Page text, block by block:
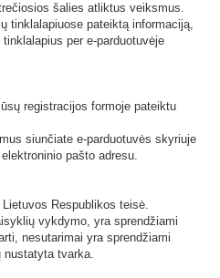
šalies atliktus veiksmus.
tinklalapiuose pateiktą informaciją,
per e-parduotuvėje
registracijos formoje pateiktu
siunčiate e-parduotuvės skyriuje
pašto adresu.
Respublikos teisė.
vykdymo, yra sprendžiami
nesutarimai yra sprendžiami
nustatyta tvarka.